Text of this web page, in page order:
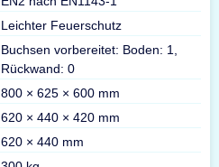
Leichter Feuerschutz
Buchsen vorbereitet: Boden: 1,
Rückwand: 0
800 × 625 × 600 mm
620 × 440 × 420 mm
620 × 440 mm